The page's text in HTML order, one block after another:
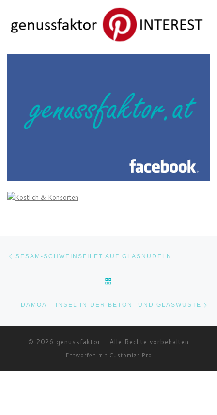
Beitragsnavigation
SESAM-SCHWEINSFILET AUF GLASNUDELN
DAMOA – INSEL IN DER BETON- UND GLASWÜSTE
© 2026 genussfaktor – Alle Rechte vorbehalten
Entworfen mit Customizr Pro